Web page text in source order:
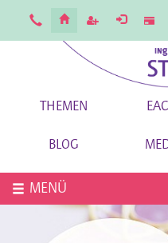
THEMEN
BLOG
MENÜ